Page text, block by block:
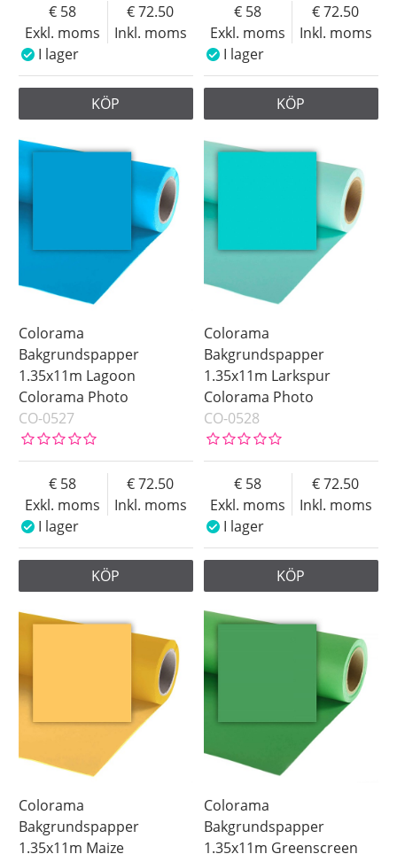
Exkl. moms
58
Inkl. moms
72.50
I lager
KÖP
Exkl. moms
58
Inkl. moms
72.50
I lager
KÖP
Colorama
Bakgrundspapper
1.35x11m Lagoon
Colorama Photo
CO-0527
Exkl. moms
58
Inkl. moms
72.50
I lager
KÖP
Colorama
Bakgrundspapper
1.35x11m Larkspur
Colorama Photo
CO-0528
Exkl. moms
58
Inkl. moms
72.50
I lager
KÖP
Colorama
Bakgrundspapper
1.35x11m Maize
Colorama
Bakgrundspapper
1.35x11m Greenscreen